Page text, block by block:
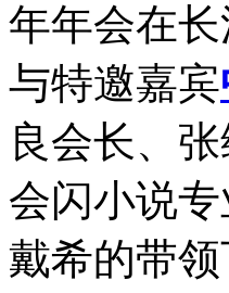
年年会在
与特邀嘉宾
良会长、
会闪小说
戴希的带